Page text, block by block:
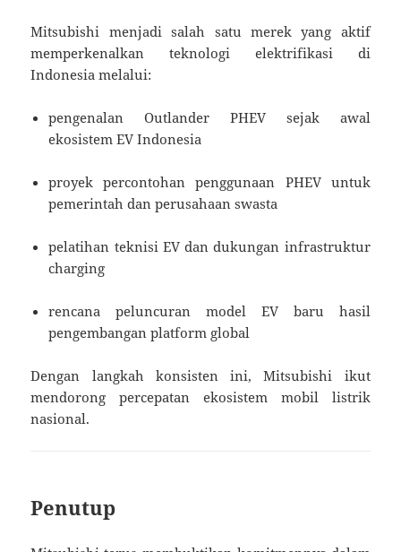
Mitsubishi menjadi salah satu merek yang aktif
memperkenalkan teknologi elektrifikasi di
Indonesia melalui:
pengenalan Outlander PHEV sejak awal
ekosistem EV Indonesia
proyek percontohan penggunaan PHEV untuk
pemerintah dan perusahaan swasta
pelatihan teknisi EV dan dukungan infrastruktur
charging
rencana peluncuran model EV baru hasil
pengembangan platform global
Dengan langkah konsisten ini, Mitsubishi ikut
mendorong percepatan ekosistem mobil listrik
nasional.
Penutup